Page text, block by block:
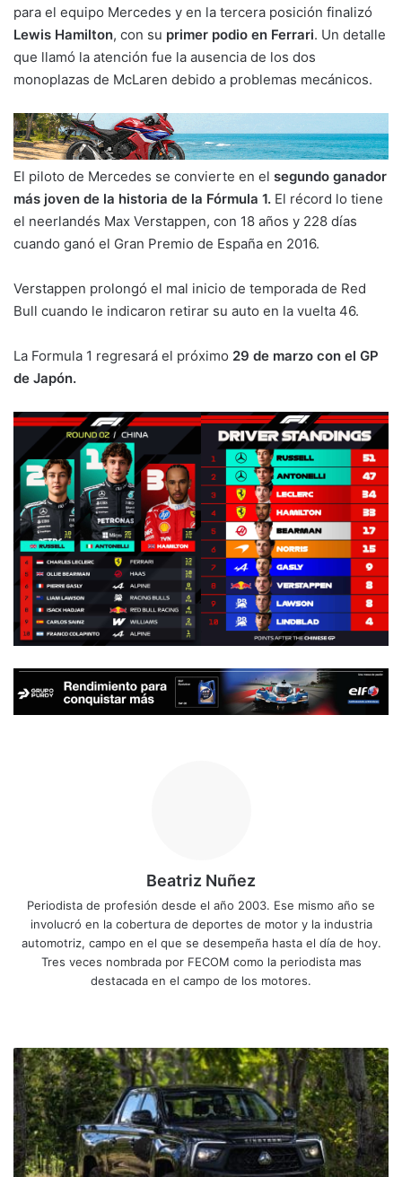
para el equipo Mercedes y en la tercera posición finalizó
Lewis Hamilton, con su primer podio en Ferrari. Un detalle
que llamó la atención fue la ausencia de los dos
monoplazas de McLaren debido a problemas mecánicos.
El piloto de Mercedes se convierte en el segundo ganador
más joven de la historia de la Fórmula 1. El récord lo tiene
el neerlandés Max Verstappen, con 18 años y 228 días
cuando ganó el Gran Premio de España en 2016.
Verstappen prolongó el mal inicio de temporada de Red
Bull cuando le indicaron retirar su auto en la vuelta 46.
La Formula 1 regresará el próximo 29 de marzo con el GP
de Japón.
Beatriz Nuñez
Periodista de profesión desde el año 2003. Ese mismo año se
involucró en la cobertura de deportes de motor y la industria
automotriz, campo en el que se desempeña hasta el día de hoy.
Tres veces nombrada por FECOM como la periodista mas
destacada en el campo de los motores.
Bolden
S6,
el
pick
up
para
trabajo